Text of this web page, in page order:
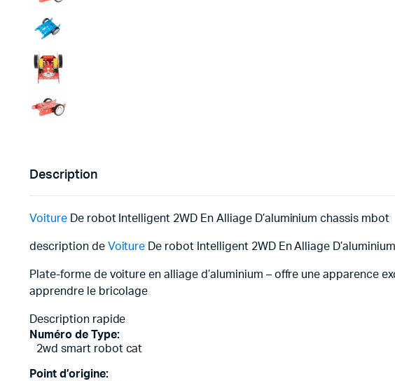
Description
VoitureDe robot Intelligent 2WD En Alliage D’aluminium chassis mbot
description de Voiture De robot Intelligent 2WD En Alliage
Plate-forme de voiture en alliage d’aluminium – offre une apparence
apprendre le bricolage
Description rapide
Numéro de Type:
2wd smart robot cat
Point d’origine: